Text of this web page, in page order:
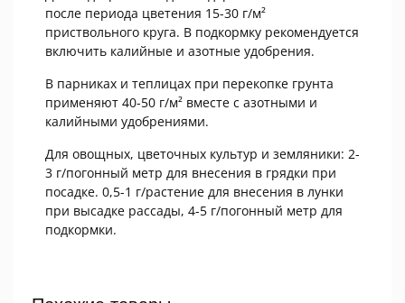
после периода цветения 15-30 г/м²
приствольного круга. В подкормку рекомендуется
включить калийные и азотные удобрения.
В парниках и теплицах при перекопке грунта
применяют 40-50 г/м² вместе с азотными и
калийными удобрениями.
Для овощных, цветочных культур и земляники: 2-
3 г/погонный метр для внесения в грядки при
посадке. 0,5-1 г/растение для внесения в лунки
при высадке рассады, 4-5 г/погонный метр для
подкормки.